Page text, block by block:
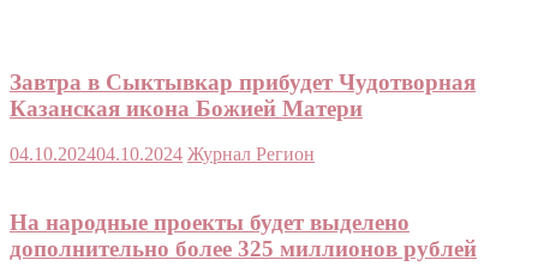
Завтра в Сыктывкар прибудет Чудотворная
Казанская икона Божией Матери
04.10.202404.10.2024 Журнал Регион
На народные проекты будет выделено
дополнительно более 325 миллионов рублей